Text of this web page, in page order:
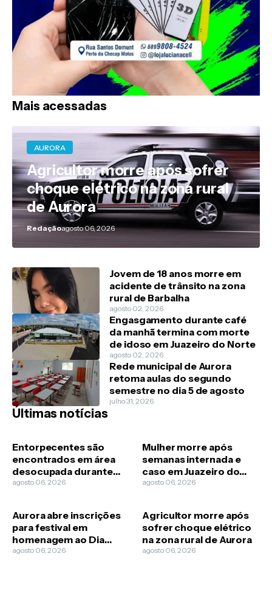
Mais acessadas
AURORA
Agricultor morre após sofrer
choque elétrico na zona rural
de Aurora
Redaçãoagosto 06, 2026
Jovem de 18 anos morre em
acidente de trânsito na zona
rural de Barbalha
agosto 02, 2026
Engasgamento durante café
da manhã termina com morte
de idoso em Juazeiro do Norte
agosto 02, 2026
Rede municipal de Aurora
retoma aulas do segundo
semestre no dia 5 de agosto
julho 31, 2026
Últimas notícias
Entorpecentes são
encontrados em área
desocupada durante
diligência policial em
agosto 06, 2026
Mulher morre após
semanas internada e
caso em Juazeiro do
Norte passa a ser
agosto 06, 2026
Aurora abre inscrições
para festival em
homenagem ao Dia
Municipal do Cantador
agosto 06, 2026
Agricultor morre após
sofrer choque elétrico
na zona rural de Aurora
agosto 06, 2026